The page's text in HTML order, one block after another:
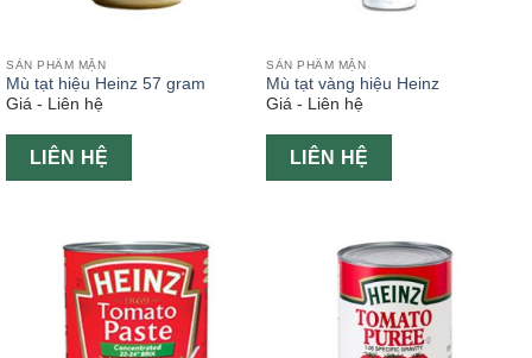
SẢN PHẨM MẶN
Mù tạt hiệu Heinz 57 gram
Giá - Liên hệ
LIÊN HỆ
SẢN PHẨM MẶN
Mù tạt vàng hiệu Heinz
Giá - Liên hệ
LIÊN HỆ